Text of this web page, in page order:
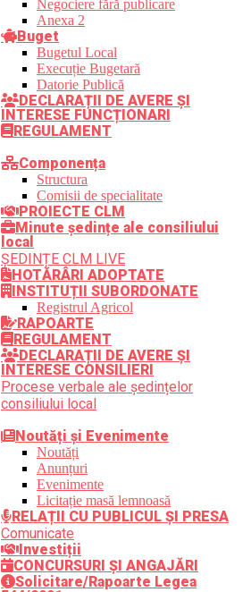
Negociere fără publicare
Anexa 2
Buget
Bugetul Local
Execuție Bugetară
Datorie Publică
DECLARAȚII DE AVERE ȘI
INTERESE FUNCȚIONARI
REGULAMENT
Componența
Structura
Comisii de specialitate
PROIECTE CLM
Minute ședințe ale consiliului
local
ȘEDINȚE CLM LIVE
HOTĂRÂRI ADOPTATE
INSTITUȚII SUBORDONATE
Registrul Agricol
RAPOARTE
REGULAMENT
DECLARAȚII DE AVERE ȘI
INTERESE CONSILIERI
Procese verbale ale ședințelor
consiliului local
Noutăți și Evenimente
Noutăți
Anunțuri
Evenimente
Licitație masă lemnoasă
RELAȚII CU PUBLICUL ȘI PRESA
Comunicate
Investiții
CONCURSURI ȘI ANGAJĂRI
Solicitare/Rapoarte Legea